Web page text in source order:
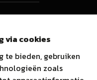
via cookies
te bieden, gebruiken
zoals